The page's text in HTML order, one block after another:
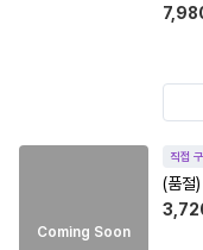
Coming Soon
직접
(품절)